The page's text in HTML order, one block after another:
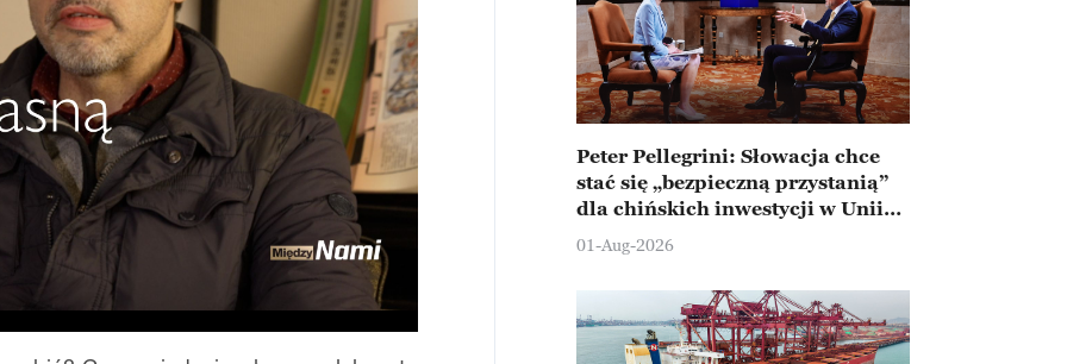
Peter Pellegrini: Słowacja chce
stać się „bezpieczną przystanią”
dla chińskich inwestycji w Unii
Europejskiej
01-Aug-2026